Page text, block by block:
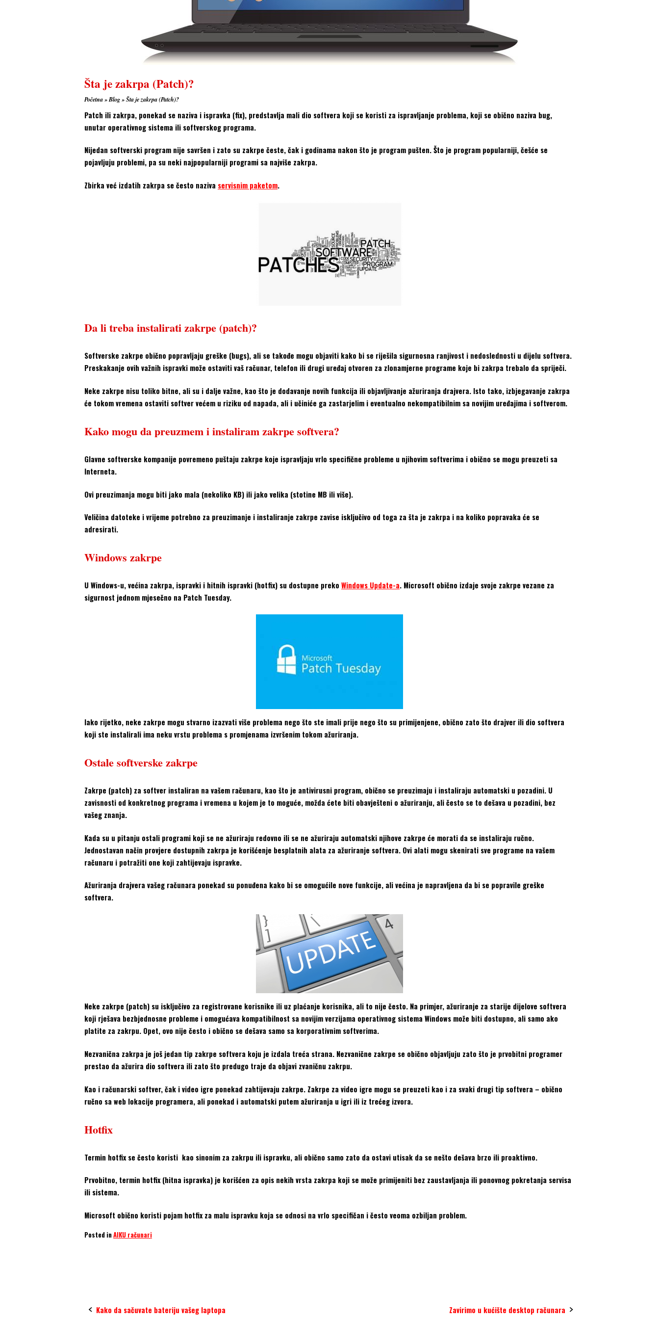
Šta je zakrpa (Patch)?
Početna»Blog»Šta je zakrpa (Patch)?
Patch ili zakrpa, ponekad se naziva i ispravka (fix), predstavlja mali dio softvera koji se koristi za ispravljanje problema, koji se obično naziva bug,
unutar operativnog sistema ili softverskog programa.
Nijedan softverski program nije savršen i zato su zakrpe česte, čak i godinama nakon što je program pušten. Što je program popularniji, češće se
pojavljuju problemi, pa su neki najpopularniji programi sa najviše zakrpa.
Zbirka već izdatih zakrpa se često naziva servisnim paketom.
Da li treba instalirati zakrpe (patch)?
Softverske zakrpe obično popravljaju greške (bugs), ali se takođe mogu objaviti kako bi se riješila sigurnosna ranjivost i nedoslednosti u dijelu softvera.
Preskakanje ovih važnih ispravki može ostaviti vaš računar, telefon ili drugi uređaj otvoren za zlonamjerne programe koje bi zakrpa trebalo da spriječi.
Neke zakrpe nisu toliko bitne, ali su i dalje važne, kao što je dodavanje novih funkcija ili objavljivanje ažuriranja drajvera. Isto tako, izbjegavanje zakrpa
će tokom vremena ostaviti softver većem u riziku od napada, ali i učiniće ga zastarjelim i eventualno nekompatibilnim sa novijim uređajima i softverom.
Kako mogu da preuzmem i instaliram zakrpe softvera?
Glavne softverske kompanije povremeno puštaju zakrpe koje ispravljaju vrlo specifične probleme u njihovim softverima i obično se mogu preuzeti sa
Interneta.
Ovi preuzimanja mogu biti jako mala (nekoliko KB) ili jako velika (stotine MB ili više).
Veličina datoteke i vrijeme potrebno za preuzimanje i instaliranje zakrpe zavise isključivo od toga za šta je zakrpa i na koliko popravaka će se
adresirati.
Windows zakrpe
U Windows-u, većina zakrpa, ispravki i hitnih ispravki (hotfix) su dostupne preko Windows Update-a. Microsoft obično izdaje svoje zakrpe vezane za
sigurnost jednom mjesečno na Patch Tuesday.
Iako rijetko, neke zakrpe mogu stvarno izazvati više problema nego što ste imali prije nego što su primijenjene, obično zato što drajver ili dio softvera
koji ste instalirali ima neku vrstu problema s promjenama izvršenim tokom ažuriranja.
Ostale softverske zakrpe
Zakrpe (patch) za softver instaliran na vašem računaru, kao što je antivirusni program, obično se preuzimaju i instaliraju automatski u pozadini. U
zavisnosti od konkretnog programa i vremena u kojem je to moguće, možda ćete biti obavješteni o ažuriranju, ali često se to dešava u pozadini, bez
vašeg znanja.
Kada su u pitanju ostali programi koji se ne ažuriraju redovno ili se ne ažuriraju automatski njihove zakrpe će morati da se instaliraju ručno.
Jednostavan način provjere dostupnih zakrpa je korišćenje besplatnih alata za ažuriranje softvera. Ovi alati mogu skenirati sve programe na vašem
računaru i potražiti one koji zahtijevaju ispravke.
Ažuriranja drajvera vašeg računara ponekad su ponuđena kako bi se omogućile nove funkcije, ali većina je napravljena da bi se popravile greške
softvera.
Neke zakrpe (patch) su isključivo za registrovane korisnike ili uz plaćanje korisnika, ali to nije često. Na primjer, ažuriranje za starije dijelove softvera
koji rješava bezbjednosne probleme i omogućava kompatibilnost sa novijim verzijama operativnog sistema Windows može biti dostupno, ali samo ako
platite za zakrpu. Opet, ovo nije često i obično se dešava samo sa korporativnim softverima.
Nezvanična zakrpa je još jedan tip zakrpe softvera koju je izdala treća strana. Nezvanične zakrpe se obično objavljuju zato što je prvobitni programer
prestao da ažurira dio softvera ili zato što predugo traje da objavi zvaničnu zakrpu.
Kao i računarski softver, čak i video igre ponekad zahtijevaju zakrpe. Zakrpe za video igre mogu se preuzeti kao i za svaki drugi tip softvera – obično
ručno sa web lokacije programera, ali ponekad i automatski putem ažuriranja u igri ili iz trećeg izvora.
Hotfix
Termin hotfix se često koristi kao sinonim za zakrpu ili ispravku, ali obično samo zato da ostavi utisak da se nešto dešava brzo ili proaktivno.
Prvobitno, termin hotfix (hitna ispravka) je korišćen za opis nekih vrsta zakrpa koji se može primijeniti bez zaustavljanja ili ponovnog pokretanja servisa
ili sistema.
Microsoft obično koristi pojam hotfix za malu ispravku koja se odnosi na vrlo specifičan i često veoma ozbiljan problem.
Posted inAIKU računari
PostKako da sačuvate bateriju vašeg laptopa Zavirimo u kućište desktop računara